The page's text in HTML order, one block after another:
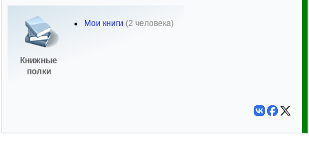
Книжные
полки
Мои книги (2 человека)